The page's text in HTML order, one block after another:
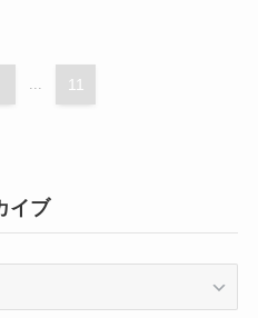
... 11
イブ